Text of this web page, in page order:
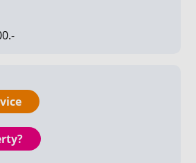
douche en een
Buitenruimte is
er 52 parkeerplekken
verhuur. En: Spectrum is
met zonnepanelen en
energielabel.